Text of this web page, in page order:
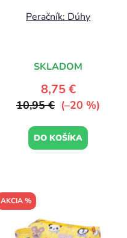
Peračník: Dúhy
SKLADOM
8,75 €
10,95 € (–20 %)
DO KOŠÍKA
AKCIA %